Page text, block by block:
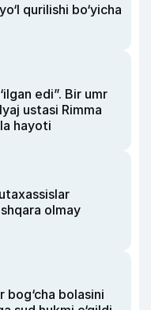
qurilishi bo‘yicha
edi”. Bir umr
ustasi Rimma
hayoti
olmay
bog‘cha bolasini